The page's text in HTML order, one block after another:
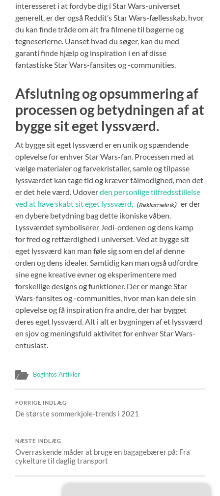
interesseret i at fordybe dig i Star Wars-universet
generelt, er der også Reddit’s Star Wars-fællesskab, hvor
du kan finde tråde om alt fra filmene til bøgerne og
tegneserierne. Uanset hvad du søger, kan du med
garanti finde hjælp og inspiration i en af disse
fantastiske Star Wars-fansites og -communities.
Afslutning og opsummering af
processen og betydningen af at
bygge sit eget lyssværd.
At bygge sit eget lyssværd er en unik og spændende
oplevelse for enhver Star Wars-fan. Processen med at
vælge materialer og farvekristaller, samle og tilpasse
lyssværdet kan tage tid og kræver tålmodighed, men det
er det hele værd. Udoverden personlige tilfredsstillelse
ved at have skabt sit eget lyssværd,
er der
en dybere betydning bag dette ikoniske våben.
Lyssværdet symboliserer Jedi-ordenen og dens kamp
for fred og retfærdighed i universet. Ved at bygge sit
eget lyssværd kan man føle sig som en del af denne
orden og dens idealer. Samtidig kan man også udfordre
sine egne kreative evner og eksperimentere med
forskellige designs og funktioner. Der er mange Star
Wars-fansites og -communities, hvor man kan dele sin
oplevelse og få inspiration fra andre, der har bygget
deres eget lyssværd. Alt i alt er bygningen af et lyssværd
en sjov og meningsfuld aktivitet for enhver Star Wars-
entusiast.
Boginfos Artikler
FORRIGE INDLÆG
De største sommerkjole-trends i 2021
NÆSTE INDLÆG
Overraskende måder at bruge en bagagebærer på: Fra
cykelture til daglig transport